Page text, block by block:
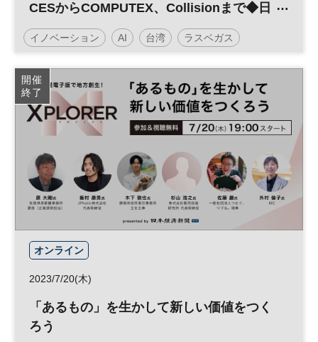
CESからCOMPUTEX、Collisionまで◆日
経イノベーション・ミートアップ◆
イノベーション AI 台湾 ラスベガス
ビバテクノロジー 平日夕方開催 生成AI SXSW
日経イノベーション・ミートアップ
デジタルトランスフォーメーション 人工知能 投資
CES 新規事業 シリコンバレー DX 参加無料
開催
終了
オンライン
2023/7/20(木)
「あるもの」を生かして新しい価値をつく
ろう